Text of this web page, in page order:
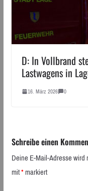
D: In Vollbrand
Lastwagens in
16. März 2026 0
Schreibe einen
Deine E-Mail-Adresse
mit*markiert